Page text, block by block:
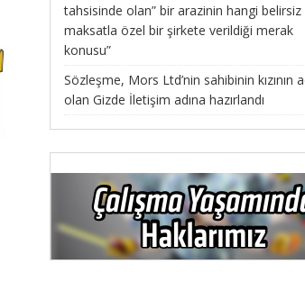
tahsisinde olan” bir arazinin hangi belirsiz
maksatla özel bir şirkete verildiği merak
konusu”
Sözleşme, Mors Ltd’nin sahibinin kızının
olan Gizde İletişim adına hazırlandı